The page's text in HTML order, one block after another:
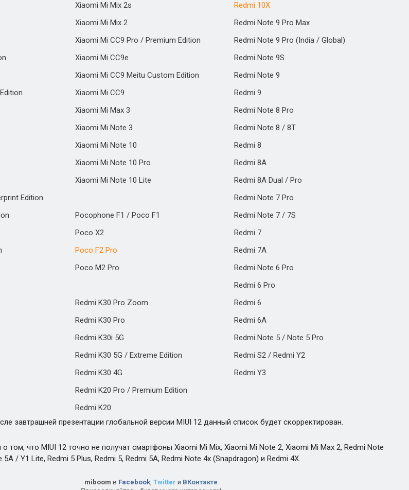
Xiaomi Mi Mix 2s
Redmi 10X
Xiaomi Mi Mix 2
Redmi Note 9 Pro Max
Xiaomi Mi CC9 Pro / Premium Edition
Redmi Note 9 Pro (India / Global)
Xiaomi Mi CC9e
Redmi Note 9S
Xiaomi Mi CC9 Meitu Custom Edition
Redmi Note 9
Xiaomi Mi CC9
Redmi 9
Xiaomi Mi Max 3
Redmi Note 8 Pro
Xiaomi Mi Note 3
Redmi Note 8 / 8T
Xiaomi Mi Note 10
Redmi 8
Xiaomi Mi Note 10 Pro
Redmi 8A
Xiaomi Mi Note 10 Lite
Redmi 8A Dual / Pro
Edition
Redmi Note 7 Pro
Pocophone F1 / Poco F1
Redmi Note 7 / 7S
Poco X2
Redmi 7
Poco F2 Pro
Redmi 7A
Poco M2 Pro
Redmi Note 6 Pro
Redmi 6 Pro
Redmi K30 Pro Zoom
Redmi 6
Redmi K30 Pro
Redmi 6A
Redmi K30i 5G
Redmi Note 5 / Note 5 Pro
Redmi K30 5G / Extreme Edition
Redmi S2 / Redmi Y2
Redmi K30 4G
Redmi Y3
Redmi K20 Pro / Premium Edition
Redmi K20
завтрашней презентации глобальной версии MIUI 12 данный список будет скорректирован.
том, что MIUI 12 точно не получат смартфоны Xiaomi Mi Mix, Xiaomi Mi Note 2, Xiaomi Mi Max 2, Redmi Note
/ Y1 Lite, Redmi 5 Plus, Redmi 5, Redmi 5A, Redmi Note 4x (Snapdragon) и Redmi 4X.
miboom в Facebook, Twitter и ВКонтакте